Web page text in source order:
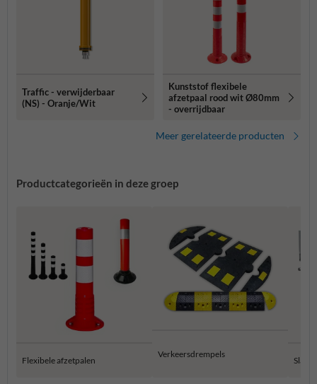
Traffic - verwijderbaar
(NS) - Oranje/Wit
Kunststof flexibele
afzetpaal rood wit Ø80mm
- overrijdbaar
Meer gerelateerde producten
Productcategorieën in deze groep
Flexibele afzetpalen
Verkeersdrempels